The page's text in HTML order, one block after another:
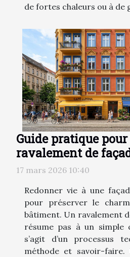
de fortes chaleurs ou à de
Guide pratique
ravalement de
17 mars 2026 10:40
Redonner vie à une
pour préserver le
bâtiment. Un ravalement
résume pas à un simple
s’agit d’un processus
méthode et savoir-faire.